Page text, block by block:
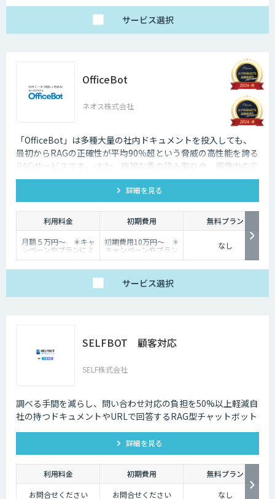
～/月（10万PVを超え
【生成AIプラン】
サービス選択
OfficeBot
ネオス株式会社
「OfficeBot」は多種大量の社内ドキュメントを投入しても、
最初からRAGの正確性が平均90％超という脅威の高性能を誇る
RAGサービスです。 また、複雑な表の読み取りや、画像内の文
字・スキャンした紙資料をOCRでテキスト化、さらにグラフ・
イラスト・写真・説明図などのオブジェクトも高精度な画像認
識で言語化するため、多様な資料がそのままRAGに利用するこ
とが可能になり、問い合わせ対応や業務ノウハウの共有が一層
効率化できます。
詳細を見る
利用料金 初期費用
無料プラン
月額５万円〜 ＊キャ
ンペーンやプランによ
り異なります
初期費用10万円〜 ＊
キャンペーンやプラン
により異なります
なし
サービス選択
SELFBOT 顧客対応
SELF株式会社
調べる手間を減らし、問い合わせ対応の負担を50%以上軽減自
社の持つドキュメントやURLで回答するRAG型チャットボット
詳細を見る
利用料金 初期費用
無料プラン
お問合せください
お問合せください なし